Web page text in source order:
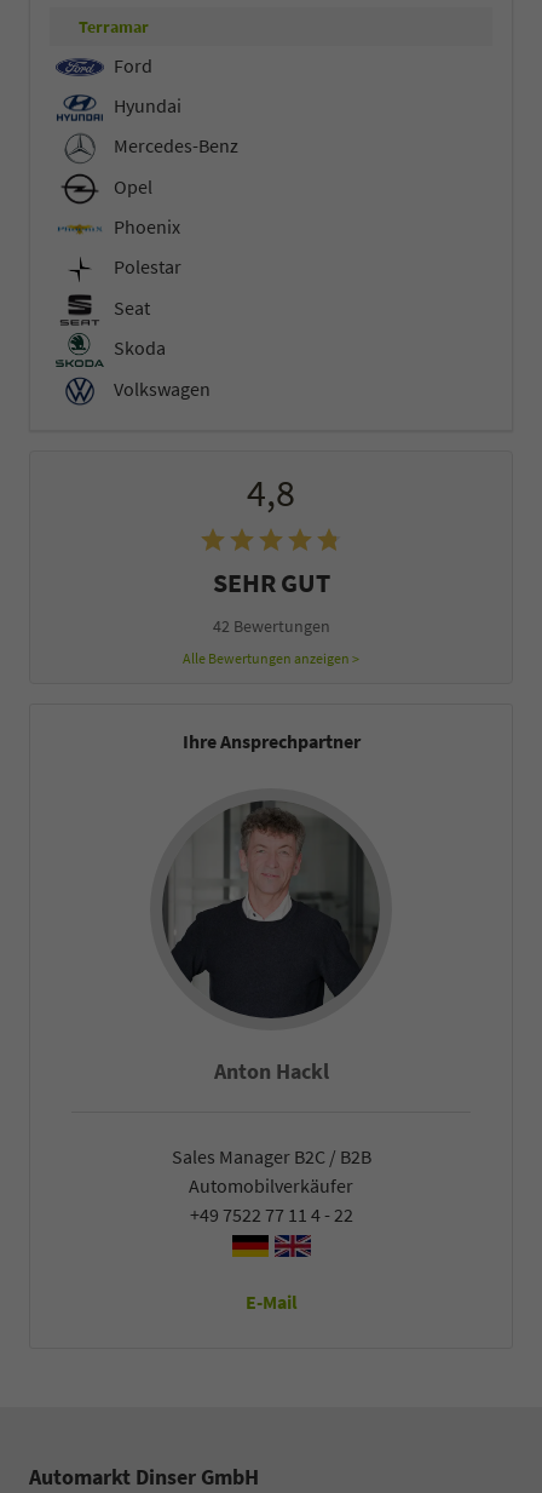
Terramar
Ford
Hyundai
Mercedes-Benz
Opel
Phoenix
Polestar
Seat
Skoda
Volkswagen
4,8
SEHR GUT
42 Bewertungen
Alle Bewertungen anzeigen >
Ihre Ansprechpartner
Anton Hackl
Sales Manager B2C / B2B
Automobilverkäufer
+49 7522 77 11 4 - 22
E-Mail
Automarkt Dinser GmbH